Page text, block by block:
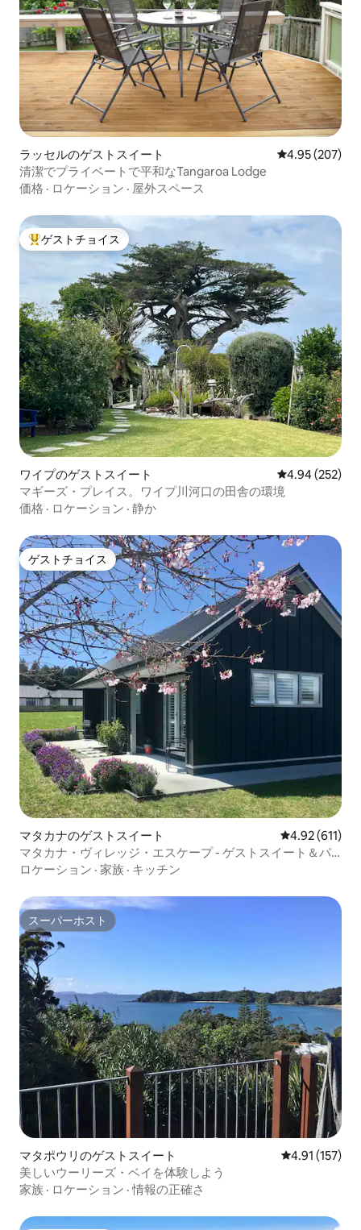
ラッセルのゲストスイート レビュー207
4.95 (207)
清潔でプライベートで平和なTangaroa Lodge
価格 · ロケーション · 屋外スペース
大好評のゲストチョイスです。
ゲストチョイス
ワイプのゲストスイート レビュー252
4.94 (252)
マギーズ・プレイス。ワイプ川河口の田舎の環境
価格 · ロケーション · 静か
ゲストチョイス
ゲストチョイス
マタカナのゲストスイート レビュー611
4.92 (611)
マタカナ・ヴィレッジ・エスケープ - ゲストスイート＆パ
ティオ
ロケーション · 家族 · キッチン
スーパーホスト
スーパーホスト
マタポウリのゲストスイート レビュー157
4.91 (157)
美しいウーリーズ・ベイを体験しよう
家族 · ロケーション ·情報の正確さ